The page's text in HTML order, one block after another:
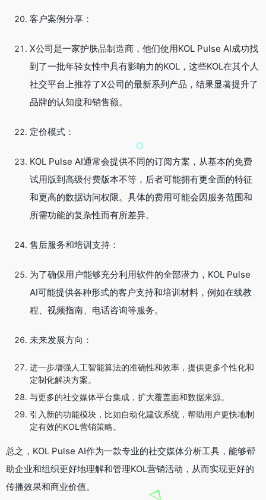
客户案例分享：
X公司是一家护肤品制造商，他们使用KOL Pulse AI成功找
到了一批年轻女性中具有影响力的KOL，这些KOL在其个人
社交平台上推荐了X公司的最新系列产品，结果显著提升了
品牌的认知度和销售额。
定价模式：
KOL Pulse AI通常会提供不同的订阅方案，从基本的免费
试用版到高级付费版本不等，后者可能拥有更全面的特征
和更高的数据访问权限。具体的费用可能会因服务范围和
所需功能的复杂性而有所差异。
售后服务和培训支持：
为了确保用户能够充分利用软件的全部潜力，KOL Pulse
AI可能提供各种形式的客户支持和培训材料，例如在线教
程、视频指南、电话咨询等服务。
未来发展方向：
进一步增强人工智能算法的准确性和效率，提供更多个性化和
定制化解决方案。
与更多的社交媒体平台集成，扩大覆盖面和数据来源。
引入新的功能模块，比如自动化建议系统，帮助用户更快地制
定有效的KOL营销策略。
总之，KOL Pulse AI作为一款专业的社交媒体分析工具，能够帮
助企业和组织更好地理解和管理KOL营销活动，从而实现更好的
传播效果和商业价值。